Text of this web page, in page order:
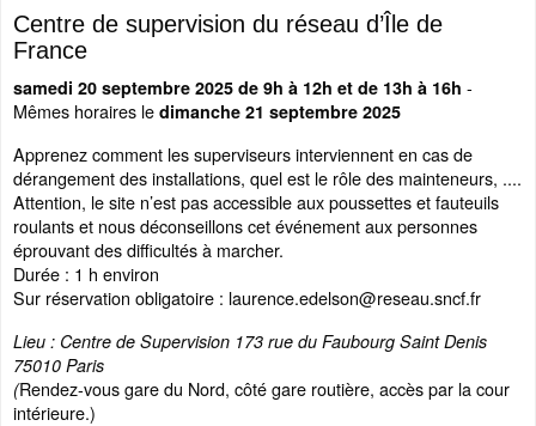
Centre de supervision du réseau d’Île de
France
samedi 20 septembre 2025 de 9h à 12h et de 13h à 16h -
Mêmes horaires le dimanche 21 septembre 2025
Apprenez comment les superviseurs interviennent en cas de
dérangement des installations, quel est le rôle des mainteneurs, ....
Attention, le site n’est pas accessible aux poussettes et fauteuils
roulants et nous déconseillons cet événement aux personnes
éprouvant des difficultés à marcher.
Durée : 1 h environ
Sur réservation obligatoire : laurence.edelson@reseau.sncf.fr
Lieu : Centre de Supervision 173 rue du Faubourg Saint Denis
75010 Paris
(Rendez-vous gare du Nord, côté gare routière, accès par la cour
intérieure.)